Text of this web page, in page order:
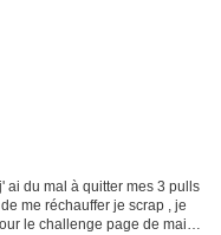
ai du mal à quitter mes 3 pulls
me réchauffer je scrap , je
le challenge page de mai